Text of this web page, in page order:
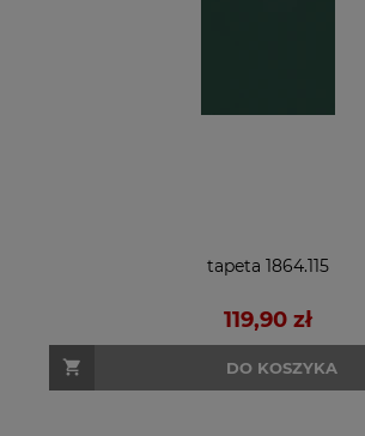
tapeta 1864.115
119,90 zł
DO KOSZYKA